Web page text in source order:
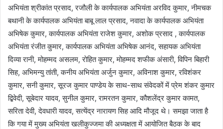
अभियंता श्रीकांत प्रसाद, रजौली के कार्यपालक अभियंता अरविद कुमार, नीमचक
बथानी के कार्यपालक अभियंता बाबू लाल प्रसाद, नवादा के कार्यपालक अभियंता
अभिषेक कुमार, कार्यपालक अभियंता राजेश कुमार, अशोक प्रसाद , कार्यपालक
अभियंता रंजीत कुमार, कार्यपालक अभियंता अभिषेक आनंद, सहायक अभियंता
दिव्या रानी, मोहम्मद असलम, रोहित कुमार, मोहम्मद शफीक अंसारी, विपिन बिहारी
सिह, अभिमन्यु तांती, कनीय अभियंता अर्जुन कुमार, अविनाश कुमार, रविशंकर
कुमार, सनी कुमार, सूरज कुमार पाण्डेय के साथ-साथ संवेदकों में प्रेम शंकर कुमार
द्बिवेदी, सूबेदार यादव, सुनील कुमार, रामरतन कुमार, कौशलेंद्र कुमार कामत,
सरिता देवी, देवधारी यादव, सत्येंद्र नारायण सिह आदि मौजूद थे। समझा जाता है
कि गया में मुख्य अभियंता खलीकुज्जमा की अध्यक्षता में आयोजित बैठक के बाद